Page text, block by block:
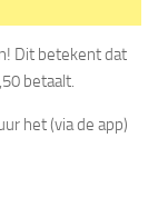
Dit betekent dat
betaalt.
het (via de app)